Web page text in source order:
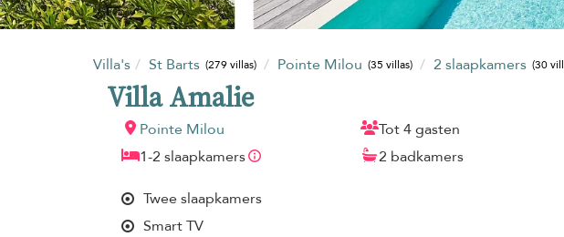
Villa's St Barts (279 villas) Pointe Milou (35 villas) 2 slaapkamers (30
Villa Amalie
Pointe Milou
Tot 4 gasten
1-2 slaapkamers
2 badkamers
Twee slaapkamers
Smart TV